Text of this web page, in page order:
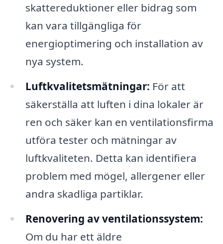
skattereduktioner eller bidrag som
kan vara tillgängliga för
energioptimering och installation av
nya system.
Luftkvalitetsmätningar: För att
säkerställa att luften i dina lokaler är
ren och säker kan en ventilationsfirma
utföra tester och mätningar av
luftkvaliteten. Detta kan identifiera
problem med mögel, allergener eller
andra skadliga partiklar.
Renovering av ventilationssystem:
Om du har ett äldre